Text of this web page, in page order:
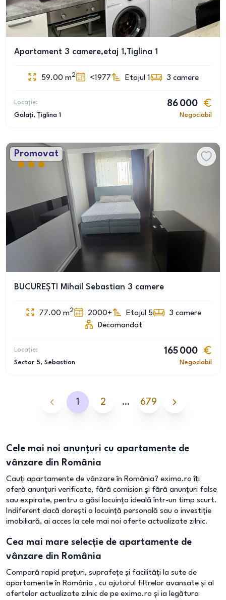
Apartament 3 camere,etaj 1,Tiglina 1
59.00 m2 <1977 Etajul 1 3 camere
Locație:
Galați, Țiglina 1
86 000
Negociabil
Promovat
BUCUREȘTI Mihail Sebastian 3 camere
77.00 m2 2000+ Etajul 5 3 camere
Decomandat
Locație:
Sector 5, Sebastian
165 000
Negociabil
1 2 … 679
Cele mai noi anunțuri cu apartamente de
vânzare din România
Cauți apartamente de vânzare în România? eximo.ro îți
oferă anunțuri verificate, fără comision și fără anunțuri false
sau expirate, pentru a găsi locuința ideală într-un timp scurt.
Indiferent dacă dorești o locuință personală sau o investiție
imobiliară, ai acces la cele mai noi oferte actualizate zilnic.
Cea mai mare selecție de apartamente de
vânzare din România
Compară rapid prețuri, suprafețe și facilități la sute de
apartamente în România , cu ajutorul filtrelor avansate și al
ofertelor actualizate zilnic de pe eximo.ro și ia legătura